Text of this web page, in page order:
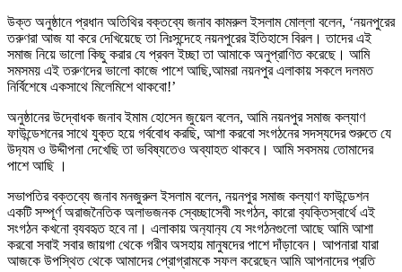
উক্ত অনুষ্ঠানে প্রধান অতিথির বক্তব্যে জনাব কামরুল ইসলাম মোল্লা বলেন, ‘নয়নপুরের
তরুণরা আজ যা করে দেখিয়েছে তা নিঃসন্দেহে নয়নপুরের ইতিহাসে বিরল। তাদের এই
সমাজ নিয়ে ভালো কিছু করার যে প্রবল ইচ্ছা তা আমাকে অনুপ্রাণিত করেছে। আমি
সমসময় এই তরুণদের ভালো কাজে পাশে আছি,আমরা নয়নপুর এলাকায় সকলে দলমত
নির্বিশেষে একসাথে মিলেমিশে থাকবো!’
অনুষ্ঠানের উদ্বোধক জনাব ইমাম হোসেন জুয়েল বলেন, আমি নয়নপুর সমাজ কল্যাণ
ফাউন্ডেশনের সাথে যুক্ত হয়ে গর্ববোধ করছি, আশা করবো সংগঠনের সদস্যদের শুরুতে যে
উদ‍্যম ও উদ্দীপনা দেখেছি তা ভবিষ্যতেও অব্যাহত থাকবে। আমি সবসময় তোমাদের
পাশে আছি ।
সভাপতির বক্তব্যে জনাব মনজুরুল ইসলাম বলেন, নয়নপুর সমাজ কল্যাণ ফাউন্ডেশন
একটি সম্পূর্ণ অরাজনৈতিক অলাভজনক স্বেচ্ছাসেবী সংগঠন, কারো ব‍্যক্তিস্বার্থে এই
সংগঠন কখনো ব‍্যবহৃত হবে না। এলাকায় অন‍্যান‍্য যে সংগঠনগুলো আছে আমি আশা
করবো সবাই সবার জায়গা থেকে গরীব অসহায় মানুষদের পাশে দাঁড়াবেন। আপনারা যারা
আজকে উপস্থিত থেকে আমাদের প্রোগ্রামকে সফল করেছেন আমি আপনাদের প্রতি